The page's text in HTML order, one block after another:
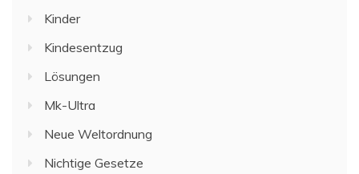
Kinder
Kindesentzug
Lösungen
Mk-Ultra
Neue Weltordnung
Nichtige Gesetze